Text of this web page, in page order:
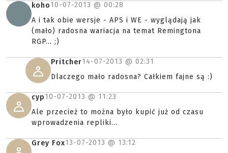
koho10-07-2013 @ 00:28
A i tak obie wersje - APS i WE - wyglądają jak
(mało) radosna wariacja na temat Remingtona
RGP... ;)
Pritcher14-07-2013 @ 02:31
Dlaczego mało radosna? Całkiem fajne są :)
cyp10-07-2013 @ 11:23
Ale przecież to można było kupić już od czasu
wprowadzenia repliki...
Grey Fox13-07-2013 @ 13:12